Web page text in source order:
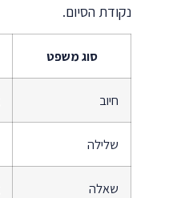
נקודת הסיום.
סוג משפט
חיוב
שלילה
שאלה